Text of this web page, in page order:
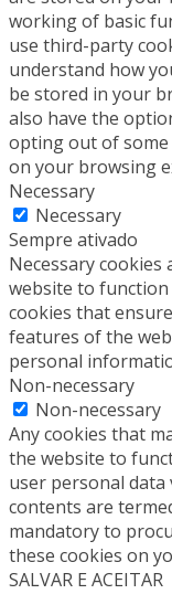
working of basic
use third-party
understand how
be stored in your
also have the
opting out of some
on your browsing
Necessary
Necessary
Sempre ativado
Necessary
website to
cookies that
features of the
personal
Non-necessary
Non-necessary
Any cookies that
the website to
user personal data
contents are
mandatory to
these cookies on
SALVAR E ACEITAR